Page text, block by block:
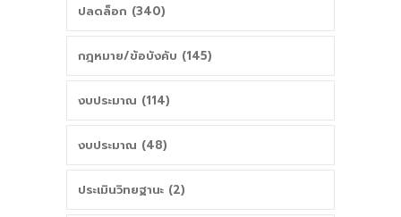
ปลดล็อก (340)
กฎหมาย/ข้อบังคับ (145)
งบประมาณ (114)
งบประมาณ (48)
ประเมินวิทยฐานะ (2)